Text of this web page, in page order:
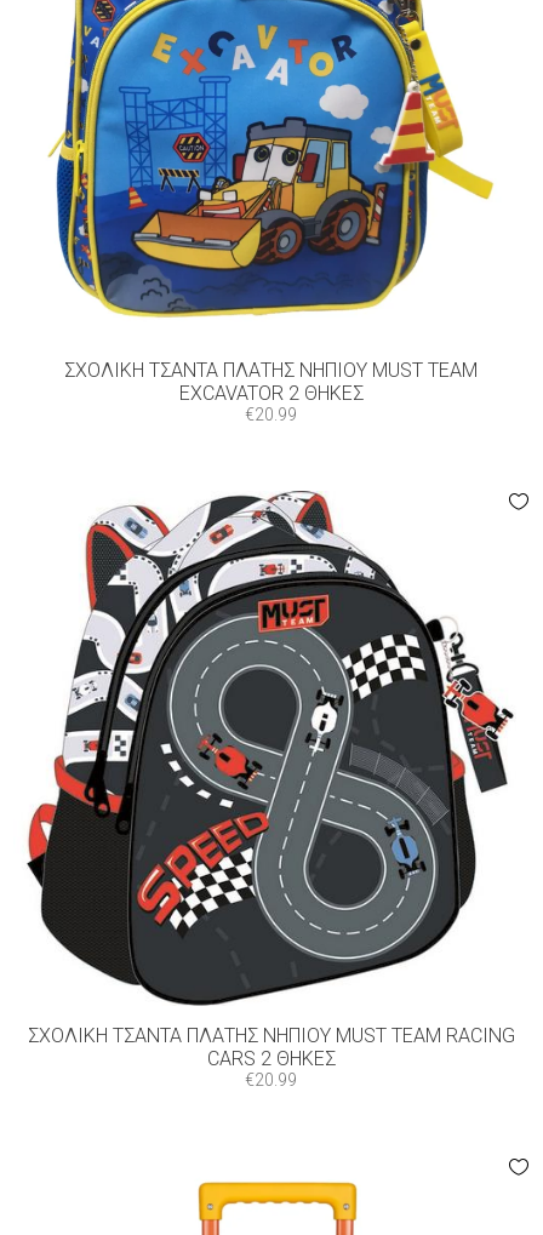
ΣΧΟΛΙΚΉ ΤΣΆΝΤΑ ΠΛΆΤΗΣ ΝΗΠΊΟΥ MUST TEAM
EXCAVATOR 2 ΘΉΚΕΣ
€20.99
ΣΧΟΛΙΚΉ ΤΣΆΝΤΑ ΠΛΆΤΗΣ ΝΗΠΊΟΥ MUST TEAM RACING
CARS 2 ΘΉΚΕΣ
€20.99